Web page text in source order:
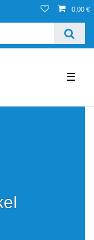
0,00 €
☰